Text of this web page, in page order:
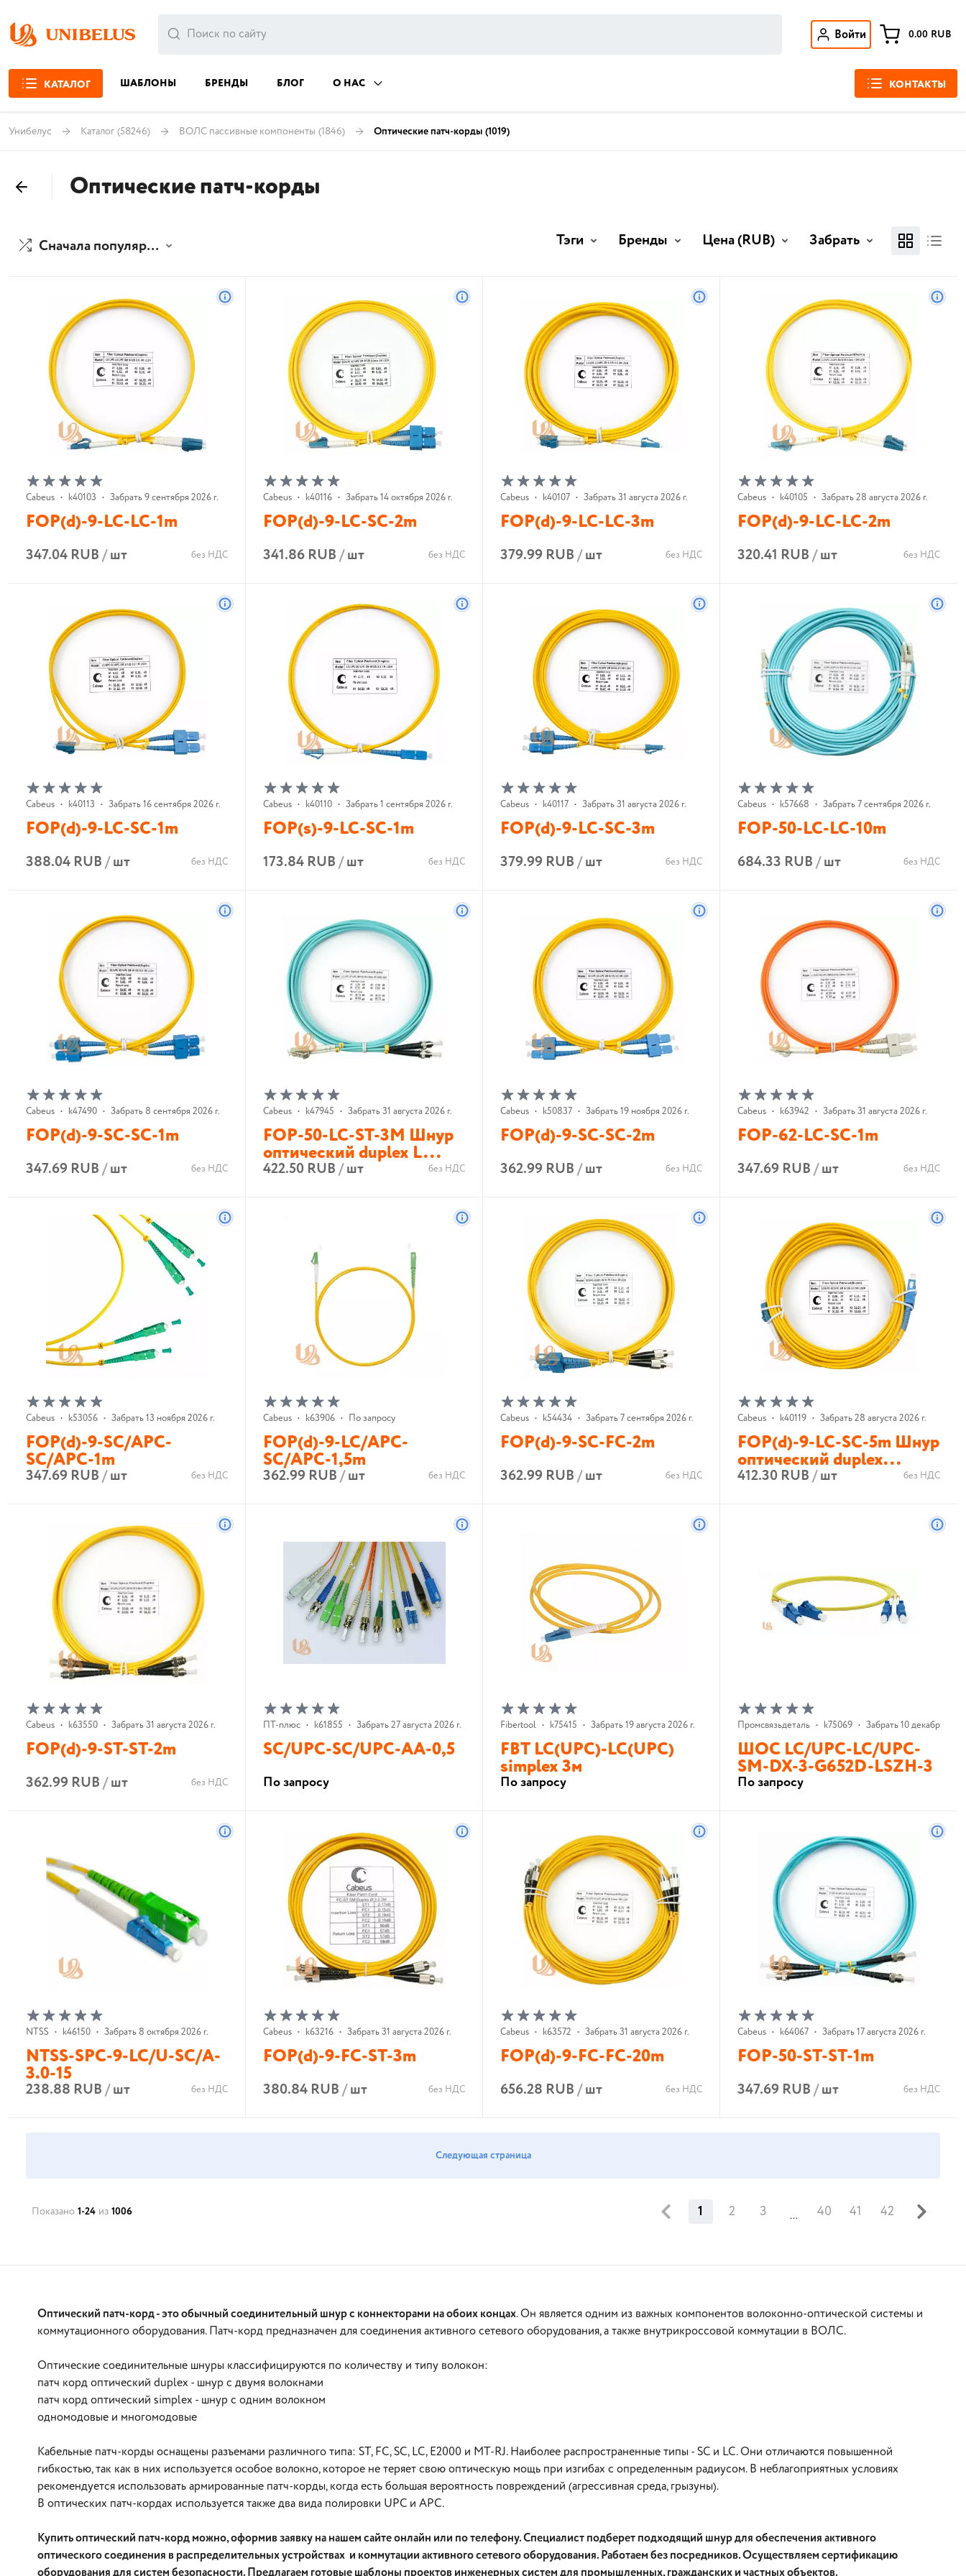
Войти 0.00 RUB
КАТАЛОГ ШАБЛОНЫ БРЕНДЫ БЛОГ О НАС КОНТАКТЫ
Унибелус Каталог (58246) ВОЛС пассивные компоненты (1846) Оптические патч-корды (1019)
Оптические патч-корды
Сначала популярные Тэги Бренды Цена(RUB) Забрать
Cabeus • k40103 • Забрать 9 сентября 2026 г.
FOP(d)-9-LC-LC-1m
347.04 RUB/шт без НДС
В корзину
Cabeus • k40116 • Забрать 14 октября 2026 г.
FOP(d)-9-LC-SC-2m
341.86 RUB/шт без НДС
В корзину
Cabeus • k40107 • Забрать 31 августа 2026 г.
FOP(d)-9-LC-LC-3m
379.99 RUB/шт без НДС
В корзину
Cabeus • k40105 • Забрать 28 августа 2026 г.
FOP(d)-9-LC-LC-2m
320.41 RUB/шт без НДС
В корзину
Cabeus • k40113 • Забрать 16 сентября 2026 г.
FOP(d)-9-LC-SC-1m
388.04 RUB/шт без НДС
В корзину
Cabeus • k40110 • Забрать 1 сентября 2026 г.
FOP(s)-9-LC-SC-1m
173.84 RUB/шт без НДС
В корзину
Cabeus • k40117 • Забрать 31 августа 2026 г.
FOP(d)-9-LC-SC-3m
379.99 RUB/шт без НДС
В корзину
Cabeus • k57668 • Забрать 7 сентября 2026 г.
FOP-50-LC-LC-10m
684.33 RUB/шт без НДС
В корзину
Cabeus • k47490 • Забрать 8 сентября 2026 г.
FOP(d)-9-SC-SC-1m
347.69 RUB/шт без НДС
В корзину
Cabeus • k47945 • Забрать 31 августа 2026 г.
FOP-50-LC-ST-3M Шнур
оптический duplex L...
422.50 RUB/шт без НДС
В корзину
Cabeus • k50837 • Забрать 19 ноября 2026 г.
FOP(d)-9-SC-SC-2m
362.99 RUB/шт без НДС
В корзину
Cabeus • k63942 • Забрать 31 августа 2026 г.
FOP-62-LC-SC-1m
347.69 RUB/шт без НДС
В корзину
Cabeus • k53056 • Забрать 13 ноября 2026 г.
FOP(d)-9-SC/APC-
SC/APC-1m
347.69 RUB/шт без НДС
В корзину
Cabeus • k63906 • По запросу
FOP(d)-9-LC/APC-
SC/APC-1,5m
362.99 RUB/шт без НДС
Cabeus • k54434 • Забрать 7 сентября 2026 г.
FOP(d)-9-SC-FC-2m
362.99 RUB/шт без НДС
Cabeus • k40119 • Забрать 28 августа 2026 г.
FOP(d)-9-LC-SC-5m Шнур
оптический duplex...
412.30 RUB/шт без НДС
Cabeus • k63550 • Забрать 31 августа 2026 г.
FOP(d)-9-ST-ST-2m
362.99 RUB/шт без НДС
В корзину
ПТ-плюс • k61855 • Забрать 27 августа 2026 г.
SC/UPC-SC/UPC-AA-0,5
По запросу
В корзину
Fibertool • k75415 • Забрать 19 августа 2026 г.
FBT LC(UPC)-LC(UPC)
simplex 3м
По запросу
В корзину
Промсвязьдеталь • k75069 • Забрать 10 декабря
ШОС LC/UPC-LC/UPC-
SM-DX-3-G652D-LSZH-3
По запросу
В корзину
NTSS • k46150 • Забрать 8 октября 2026 г.
NTSS-SPC-9-LC/U-SC/A-
3.0-15
238.88 RUB/шт без НДС
В корзину
Cabeus • k63216 • Забрать 31 августа 2026 г.
FOP(d)-9-FC-ST-3m
380.84 RUB/шт без НДС
Cabeus • k63572 • Забрать 31 августа 2026 г.
FOP(d)-9-FC-FC-20m
656.28 RUB/шт без НДС
Cabeus • k64067 • Забрать 17 августа 2026 г.
FOP-50-ST-ST-1m
347.69 RUB/шт без НДС
Следующая страница
Показано 1-24 из 1006 1 2 3 ... 40 41 42
Оптический патч-корд - это обычный соединительный шнур с коннекторами на обоих концах. Он является одним из важных компонентов волоконно-оптической системы и
коммутационного оборудования. Патч-корд предназначен для соединения активного сетевого оборудования, а также внутрикроссовой коммутации в ВОЛС.
Оптические соединительные шнуры классифицируются по количеству и типу волокон:
патч корд оптический duplex - шнур с двумя волокнами
патч корд оптический simplex - шнур с одним волокном
одномодовые и многомодовые
Кабельные патч-корды оснащены разъемами различного типа: ST, FC, SC, LC, Е2000 и MT-RJ. Наиболее распространенные типы - SC и LC. Они отличаются повышенной
гибкостью, так как в них используется особое волокно, которое не теряет свою оптическую мощь при изгибах с определенным радиусом. В неблагоприятных условиях
рекомендуется использовать армированные патч-корды, когда есть большая вероятность повреждений (агрессивная среда, грызуны).
В оптических патч-кордах используется также два вида полировки UPC и APC.
Купить оптический патч-корд можно, оформив заявку на нашем сайте онлайн или по телефону. Специалист подберет подходящий шнур для обеспечения активного
оптического соединения в распределительных устройствах и коммутации активного сетевого оборудования. Работаем без посредников. Осуществляем сертификацию
оборудования для систем безопасности. Предлагаем готовые шаблоны проектов инженерных систем для промышленных, гражданских и частных объектов.